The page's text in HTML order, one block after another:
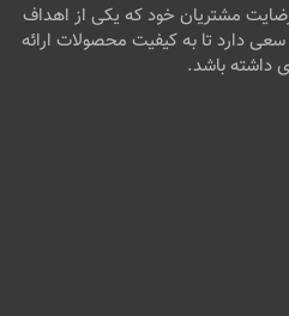
رضایت مشتریان خود که یکی از اهداف
دارد تا به کیفیت محصولات ارائه
داشته باشد.